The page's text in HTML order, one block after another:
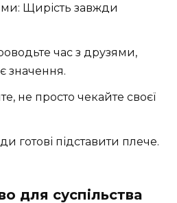
Щирість завжди
час з друзями,
значення.
не просто чекайте своєї
готові підставити плече.
для суспільства